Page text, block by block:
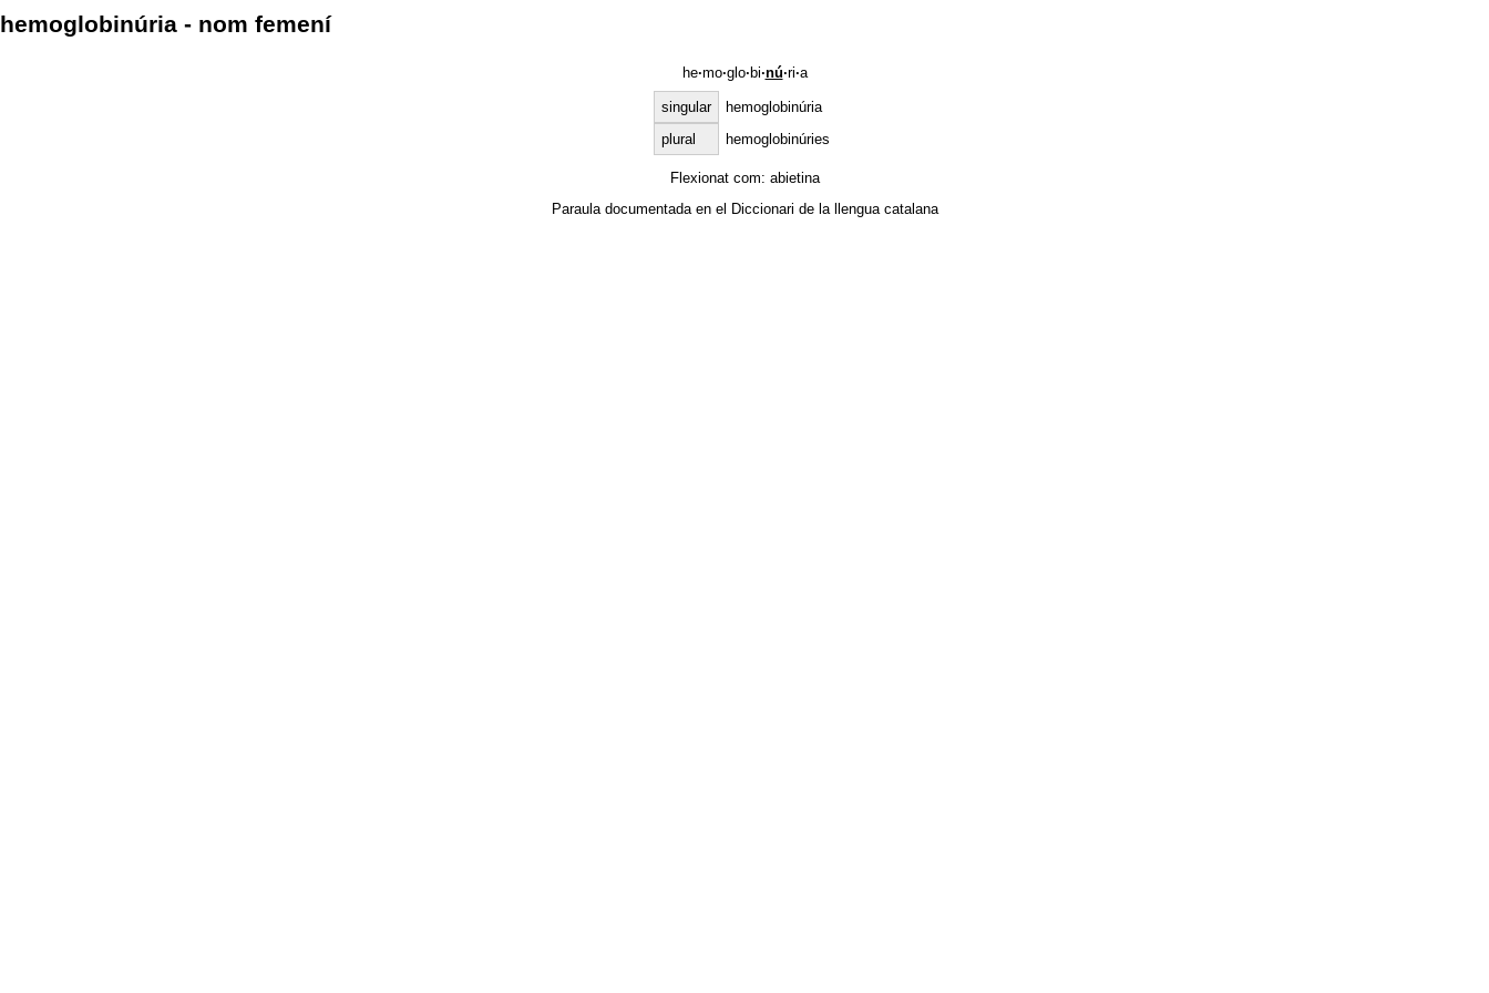
hemoglobinúria - nom femení
he·mo·glo· bi·nú·ri·a
singular
hemoglobinúria
plural
hemoglobinúries
Flexionat com: abietina
Paraula documentada en el Diccionari de la llengua catalana